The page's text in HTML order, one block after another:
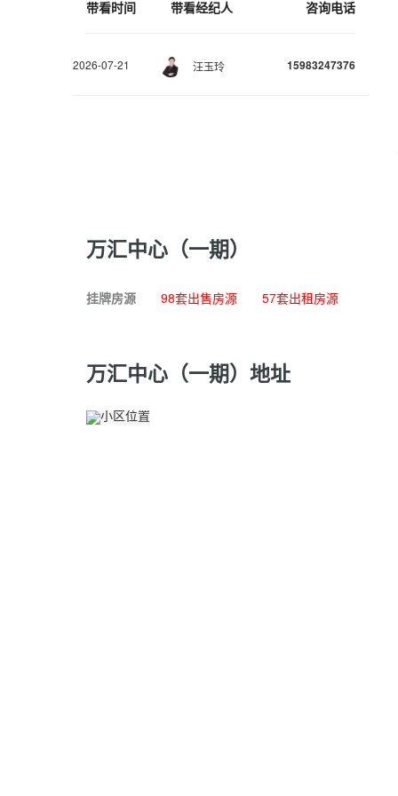
带看时间 带看经纪人 咨询电话
2026-07-21 汪玉玲 15983247376
万汇中心（一期）
挂牌房源 98套出售房源 57套出租房源
万汇中心（一期）地址